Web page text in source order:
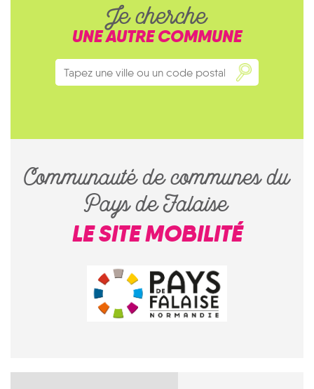
Je cherche
UNE AUTRE COMMUNE
Communauté de communes du
Pays de Falaise
LE SITE MOBILITÉ